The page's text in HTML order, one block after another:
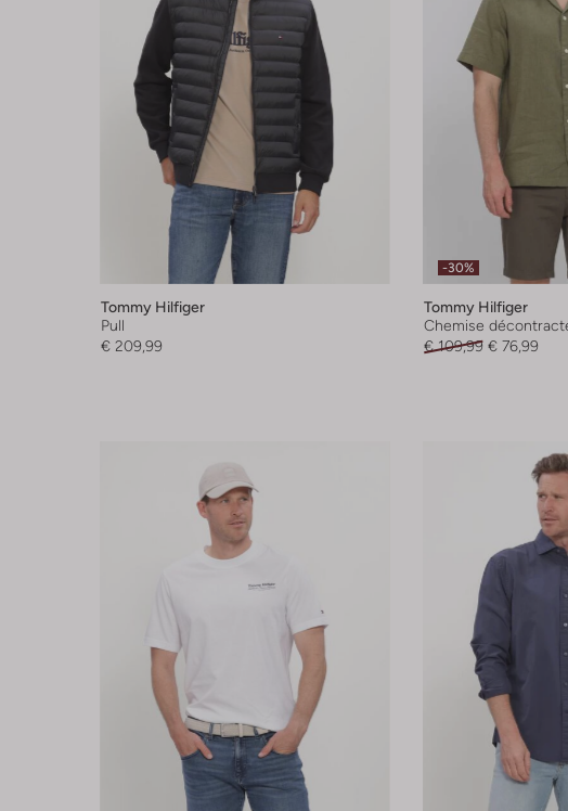
Tommy Hilfiger
Pull
€ 209,99
-30%
Tommy Hilfiger
Chemise
€ 109,99 € 76,99